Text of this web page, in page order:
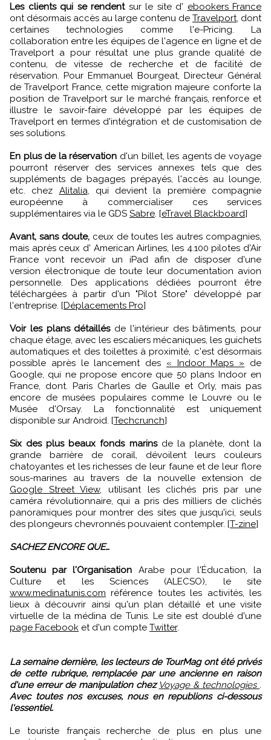
Les clients qui se rendent sur le site d' ebookers France
ont désormais accès au large contenu de Travelport, dont
certaines technologies comme l'e-Pricing. La
collaboration entre les équipes de l'agence en ligne et de
Travelport a pour résultat une plus grande qualité de
contenu, de vitesse de recherche et de facilité de
réservation. Pour Emmanuel Bourgeat, Directeur Général
de Travelport France, cette migration majeure conforte la
position de Travelport sur le marché français, renforce et
illustre le savoir-faire développé par les équipes de
Travelport en termes d'intégration et de customisation de
ses solutions.
En plus de la réservation d'un billet, les agents de voyage
pourront réserver des services annexes tels que des
suppléments de bagages prépayés, l'accès au lounge,
etc. chez Alitalia, qui devient la première compagnie
européenne à commercialiser ces services
supplémentaires via le GDS Sabre. [eTravel Blackboard]
Avant, sans doute, ceux de toutes les autres compagnies,
mais après ceux d' American Airlines, les 4.100 pilotes d'Air
France vont recevoir un iPad afin de disposer d'une
version électronique de toute leur documentation avion
personnelle. Des applications dédiées pourront être
téléchargées à partir d'un "Pilot Store" développé par
l'entreprise. [Déplacements Pro]
Voir les plans détaillés de l'intérieur des bâtiments, pour
chaque étage, avec les escaliers mécaniques, les guichets
automatiques et des toilettes à proximité, c'est désormais
possible après le lancement des « Indoor Maps » de
Google, qui ne propose encore que 50 plans Indoor en
France, dont. Paris Charles de Gaulle et Orly, mais pas
encore de musées populaires comme le Louvre ou le
Musée d'Orsay. La fonctionnalité est uniquement
disponible sur Android. [Techcrunch]
Six des plus beaux fonds marins de la planète, dont la
grande barrière de corail, dévoilent leurs couleurs
chatoyantes et les richesses de leur faune et de leur flore
sous-marines au travers de la nouvelle extension de
Google Street View, utilisant les clichés pris par une
caméra révolutionnaire, qui a pris des milliers de clichés
panoramiques pour montrer des sites que jusqu'ici, seuls
des plongeurs chevronnés pouvaient contempler. [T-zine]
SACHEZ ENCORE QUE…
Soutenu par l'Organisation Arabe pour l'Éducation, la
Culture et les Sciences (ALECSO), le site
www.medinatunis.com référence toutes les activités, les
lieux à découvrir ainsi qu'un plan détaillé et une visite
virtuelle de la médina de Tunis. Le site est doublé d'une
page Facebook et d'un compte Twitter.
La semaine dernière, les lecteurs de TourMag ont été privés
de cette rubrique, remplacée par une ancienne en raison
d'une erreur de manipulation chez Voyage & technologies .
Avec toutes nos excuses, nous en republions ci-dessous
l'essentiel.
Le touriste français recherche de plus en plus une